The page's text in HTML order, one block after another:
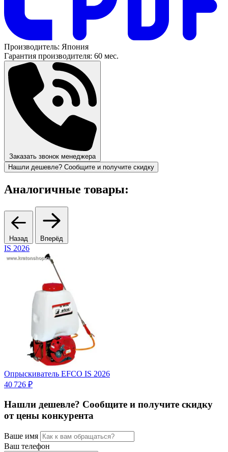
Производитель: Япония
Гарантия производителя: 60 мес.
Заказать звонок менеджера
Нашли дешевле? Сообщите и получите скидку
Аналогичные товары:
Назад Вперёд
IS 2026
Опрыскиватель EFCO IS 2026
40 726 ₽
Нашли дешевле? Сообщите и получите скидку
от цены конкурента
Ваше имя
Ваш телефон